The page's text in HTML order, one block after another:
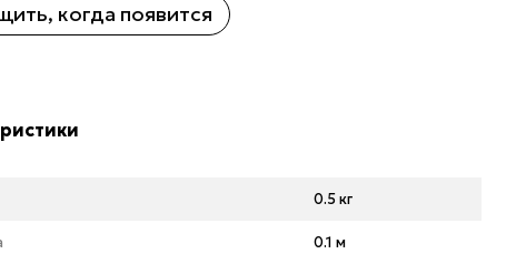
когда появится
0.5 кг
0.1 м